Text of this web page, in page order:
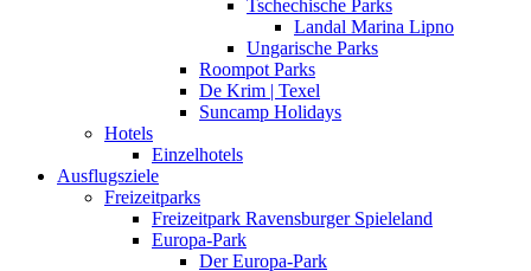
Tschechische Parks
Landal Marina Lipno
Ungarische Parks
Roompot Parks
De Krim | Texel
Suncamp Holidays
Hotels
Einzelhotels
Ausflugsziele
Freizeitparks
Freizeitpark Ravensburger Spieleland
Europa-Park
Der Europa-Park